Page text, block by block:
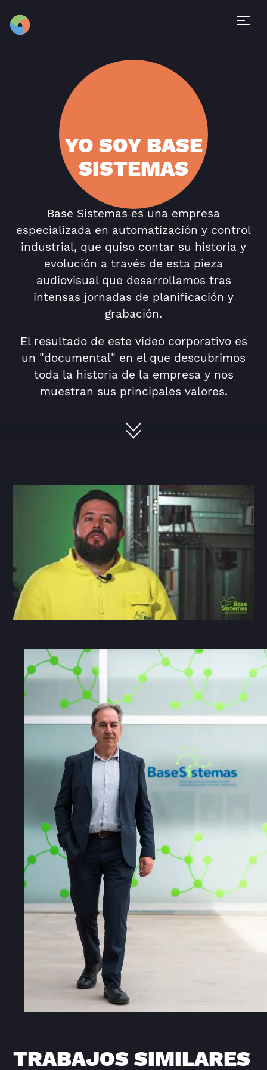
YO SOY BASE
SISTEMAS
Base Sistemas es una empresa
especializada en automatización y control
industrial, que quiso contar su historia y
evolución a través de esta pieza
audiovisual que desarrollamos tras
intensas jornadas de planificación y
grabación.
El resultado de este video corporativo es
un "documental" en el que descubrimos
toda la historia de la empresa y nos
muestran sus principales valores.
TRABAJOS SIMILARES